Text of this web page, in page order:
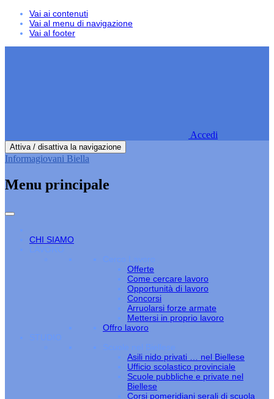
Vai ai contenuti
Vai al menu di navigazione
Vai al footer
Accedi
Attiva / disattiva la navigazione
Informagiovani Biella
Menu principale
CHI SIAMO
LAVORO
Cerco Lavoro
Offerte
Come cercare lavoro
Opportunità di lavoro
Concorsi
Arruolarsi forze armate
Mettersi in proprio lavoro
Offro lavoro
STUDIO
Scuole nel Biellese
Asili nido privati … nel Biellese
Ufficio scolastico provinciale
Scuole pubbliche e private nel
Biellese
Corsi pomeridiani serali di scuola